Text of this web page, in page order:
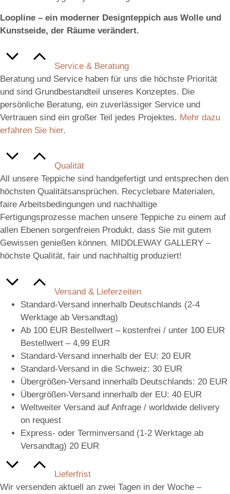
Loopline – ein moderner Designteppich aus Wolle und
Kunstseide, der Räume verändert.
Service & Beratung
Beratung und Service haben für uns die höchste Priorität
und sind Grundbestandteil unseres Konzeptes. Die
persönliche Beratung, ein zuverlässiger Service und
Vertrauen sind ein großer Teil jedes Projektes. Mehr dazu
erfahren Sie hier.
Qualität
All unsere Teppiche sind handgefertigt und entsprechen den
höchsten Qualitätsansprüchen. Recyclebare Materialen,
faire Arbeitsbedingungen und nachhaltige
Fertigungsprozesse machen unsere Teppiche zu einem auf
allen Ebenen sorgenfreien Produkt, dass Sie mit gutem
Gewissen genießen können. MIDDLEWAY GALLERY –
höchste Qualität, fair und nachhaltig produziert!
Versand & Lieferzeiten
Standard-Versand innerhalb Deutschlands (2-4
Werktage ab Versandtag)
Ab 100 EUR Bestellwert – kostenfrei / unter 100 EUR
Bestellwert – 4,99 EUR
Standard-Versand innerhalb der EU: 20 EUR
Standard-Versand in die Schweiz: 30 EUR
Übergrößen-Versand innerhalb Deutschlands: 20 EUR
Übergrößen-Versand innerhalb der EU: 40 EUR
Weltweiter Versand auf Anfrage / worldwide delivery
on request
Express- oder Terminversand (1-2 Werktage ab
Versandtag) 20 EUR
Lieferfrist
Wir versenden aktuell an zwei Tagen in der Woche –